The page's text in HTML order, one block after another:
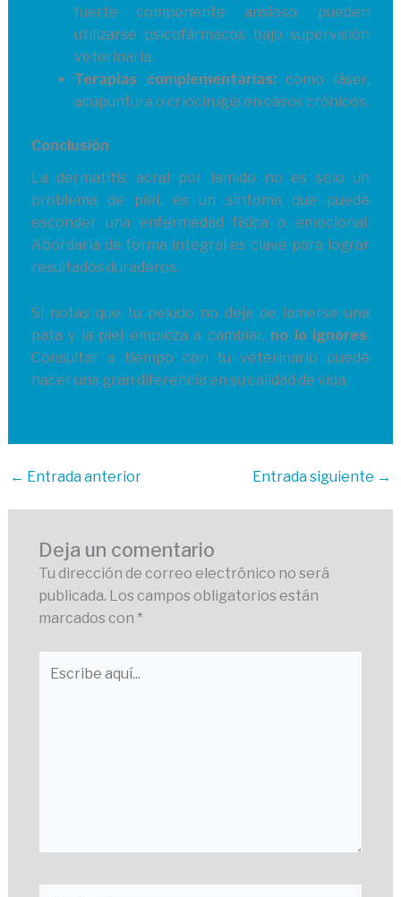
fuerte componente ansioso, pueden
utilizarse psicofármacos bajo supervisión
veterinaria.
Terapias complementarias:como láser,
acupuntura o criocirugía en casos crónicos.
Conclusión
La dermatitis acral por lamido no es solo un
problema de piel, es un síntoma que puede
esconder una enfermedad física o emocional.
Abordarla de forma integral es clave para lograr
resultados duraderos.
Si notas que tu peludo no deja de lamerse una
pata y la piel empieza a cambiar, no lo ignores.
Consultar a tiempo con tu veterinario puede
hacer una gran diferencia en su calidad de vida.
← Entrada anterior Entrada siguiente →
Deja un comentario
Tu dirección de correo electrónico no será
publicada. Los campos obligatorios están
marcados con *
aquí...